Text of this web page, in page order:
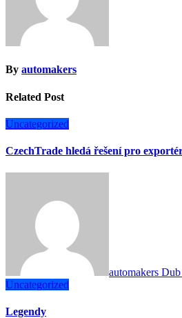
By automakers
Related Post
Uncategorized
CzechTrade hledá řešení pro
automakers
Uncategorized
Legendy